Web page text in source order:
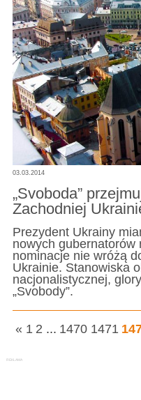
03.03.2014
„Svoboda”
Zachodniej
Prezydent Ukrainy
nowych gubernatorów
nominacje nie wróżą
Ukrainie. Stanowiska
nacjonalistycznej,
„Svobody”.
« 1 2 ... 1470 1471